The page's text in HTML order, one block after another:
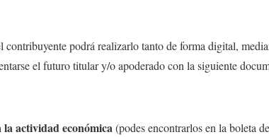
podrá realizarlo tanto de forma digital,
el futuro titular y/o apoderado con la siguiente
actividad económica(podes encontrarlos en la boleta